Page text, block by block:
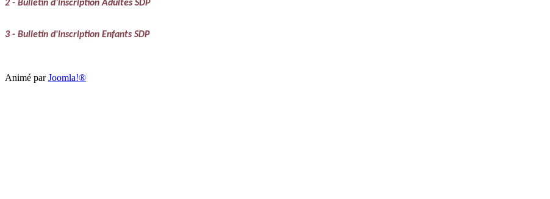
2 - Bulletin d’inscription Adultes SDP
3 - Bulletin d'inscription Enfants SDP
Animé parJoomla!®